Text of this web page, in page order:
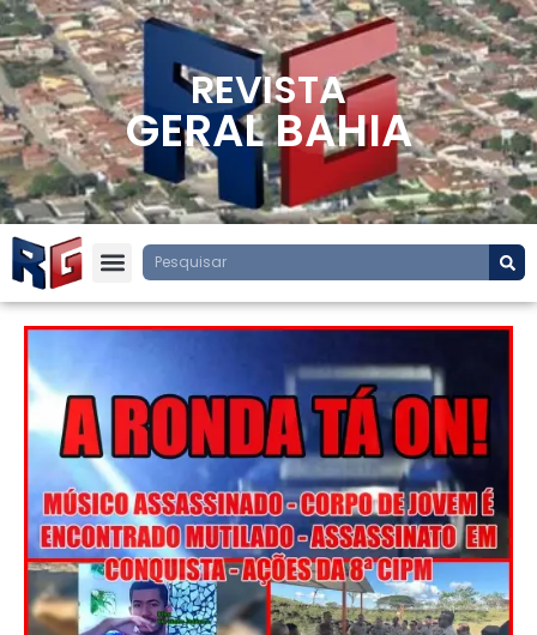
REVISTA
GERAL BAHIA